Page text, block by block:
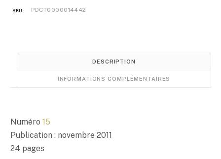
0
0
€
0
SKU: PDCT0000014442
DESCRIPTION
INFORMATIONS COMPLÉMENTAIRES
Numéro 15
Publication : novembre 2011
24 pages